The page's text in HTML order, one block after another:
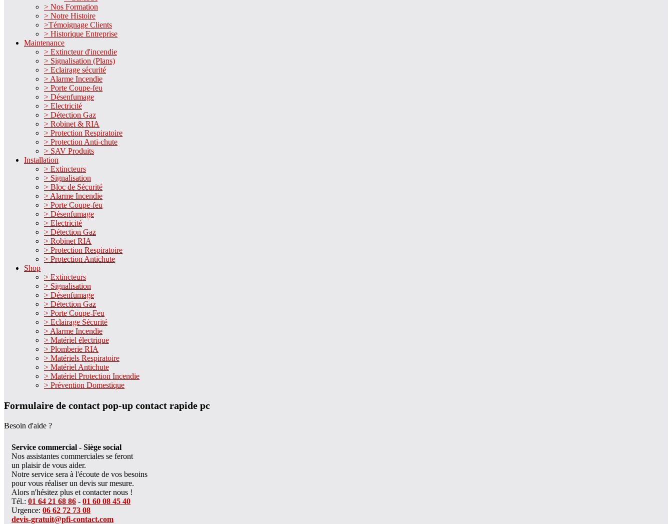
> Nos Formation
> Notre Histoire
>Témoignage Clients
> Historique Entreprise
Maintenance
> Extincteur d'incendie
> Signalisation (Plans)
> Eclairage sécurité
> Alarme Incendie
> Porte Coupe-feu
> Désenfumage
> Electricité
> Détection Gaz
> Robinet & RIA
> Protection Respiratoire
> Protection Anti-chute
> SAV Produits
Installation
> Extincteurs
> Signalisation
> Bloc de Sécurité
> Alarme Incendie
> Porte Coupe-feu
> Désenfumage
> Electricité
> Détection Gaz
> Robinet RIA
> Protection Respiratoire
> Protection Antichute
Shop
> Extincteurs
> Signalisation
> Désenfumage
> Détection Gaz
> Porte Coupe-Feu
> Eclairage Sécurité
> Alarme Incendie
> Matériel électrique
> Plomberie RIA
> Matériels Respiratoire
> Matériel Antichute
> Matériel Protection Incendie
> Prévention Domestique
Formulaire de contact pop-up contact rapide pc
Besoin d'aide ?
Service commercial - Siège social
Nos assistantes commerciales se feront
un plaisir de vous aider.
Notre service sera à l'écoute de vos besoins
pour vous réaliser un devis sur mesure.
Alors n'hésitez plus et contacter nous !
Tél.: 01 64 21 68 86 - 01 60 08 45 40
Urgence: 06 62 72 73 08
devis-gratuit@pfi-contact.com